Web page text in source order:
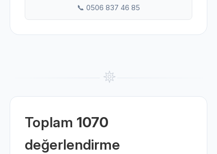
📞 0506 837 46 85
Toplam 1070
değerlendirme